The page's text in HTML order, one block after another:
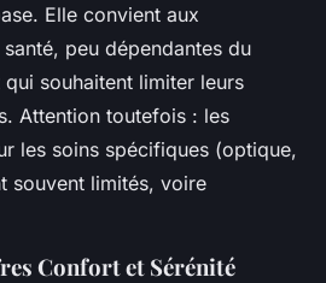
Elle convient aux
peu dépendantes du
souhaitent limiter leurs
Attention toutefois : les
les soins spécifiques (optique,
souvent limités, voire
Confort et Sérénité